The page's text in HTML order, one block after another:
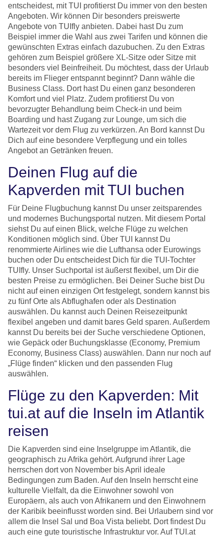
entscheidest, mit TUI profitierst Du immer von den besten
Angeboten. Wir können Dir besonders preiswerte
Angebote von TUIfly anbieten. Dabei hast Du zum
Beispiel immer die Wahl aus zwei Tarifen und können die
gewünschten Extras einfach dazubuchen. Zu den Extras
gehören zum Beispiel größere XL-Sitze oder Sitze mit
besonders viel Beinfreiheit. Du möchtest, dass der Urlaub
bereits im Flieger entspannt beginnt? Dann wähle die
Business Class. Dort hast Du einen ganz besonderen
Komfort und viel Platz. Zudem profitierst Du von
bevorzugter Behandlung beim Check-in und beim
Boarding und hast Zugang zur Lounge, um sich die
Wartezeit vor dem Flug zu verkürzen. An Bord kannst Du
Dich auf eine besondere Verpflegung und ein tolles
Angebot an Getränken freuen.
Deinen Flug auf die
Kapverden mit TUI buchen
Für Deine Flugbuchung kannst Du unser zeitsparendes
und modernes Buchungsportal nutzen. Mit diesem Portal
siehst Du auf einen Blick, welche Flüge zu welchen
Konditionen möglich sind. Über TUI kannst Du
renommierte Airlines wie die Lufthansa oder Eurowings
buchen oder Du entscheidest Dich für die TUI-Tochter
TUIfly. Unser Suchportal ist äußerst flexibel, um Dir die
besten Preise zu ermöglichen. Bei Deiner Suche bist Du
nicht auf einen einzigen Ort festgelegt, sondern kannst bis
zu fünf Orte als Abflughafen oder als Destination
auswählen. Du kannst auch Deinen Reisezeitpunkt
flexibel angeben und damit bares Geld sparen. Außerdem
kannst Du bereits bei der Suche verschiedene Optionen,
wie Gepäck oder Buchungsklasse (Economy, Premium
Economy, Business Class) auswählen. Dann nur noch auf
„Flüge finden“ klicken und den passenden Flug
auswählen.
Flüge zu den Kapverden: Mit
tui.at auf die Inseln im Atlantik
reisen
Die Kapverden sind eine Inselgruppe im Atlantik, die
geographisch zu Afrika gehört. Aufgrund ihrer Lage
herrschen dort von November bis April ideale
Bedingungen zum Baden. Auf den Inseln herrscht eine
kulturelle Vielfalt, da die Einwohner sowohl von
Europäern, als auch von Afrikanern und den Einwohnern
der Karibik beeinflusst worden sind. Bei Urlaubern sind vor
allem die Insel Sal und Boa Vista beliebt. Dort findest Du
auch eine gute touristische Infrastruktur vor. Auf TUI.at